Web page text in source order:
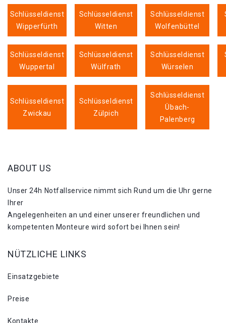
Schlüsseldienst
Wipperfürth
Schlüsseldienst
Witten
Schlüsseldienst
Wolfenbüttel
Schlüsseldienst
Wuppertal
Schlüsseldienst
Wülfrath
Schlüsseldienst
Würselen
Schlüsseldienst
Zwickau
Schlüsseldienst
Zülpich
Schlüsseldienst
Übach-
Palenberg
ABOUT US
Unser 24h Notfallservice nimmt sich Rund um die Uhr gerne
Ihrer
Angelegenheiten an und einer unserer freundlichen und
kompetenten Monteure wird sofort bei Ihnen sein!
NÜTZLICHE LINKS
Einsatzgebiete
Preise
Kontakte